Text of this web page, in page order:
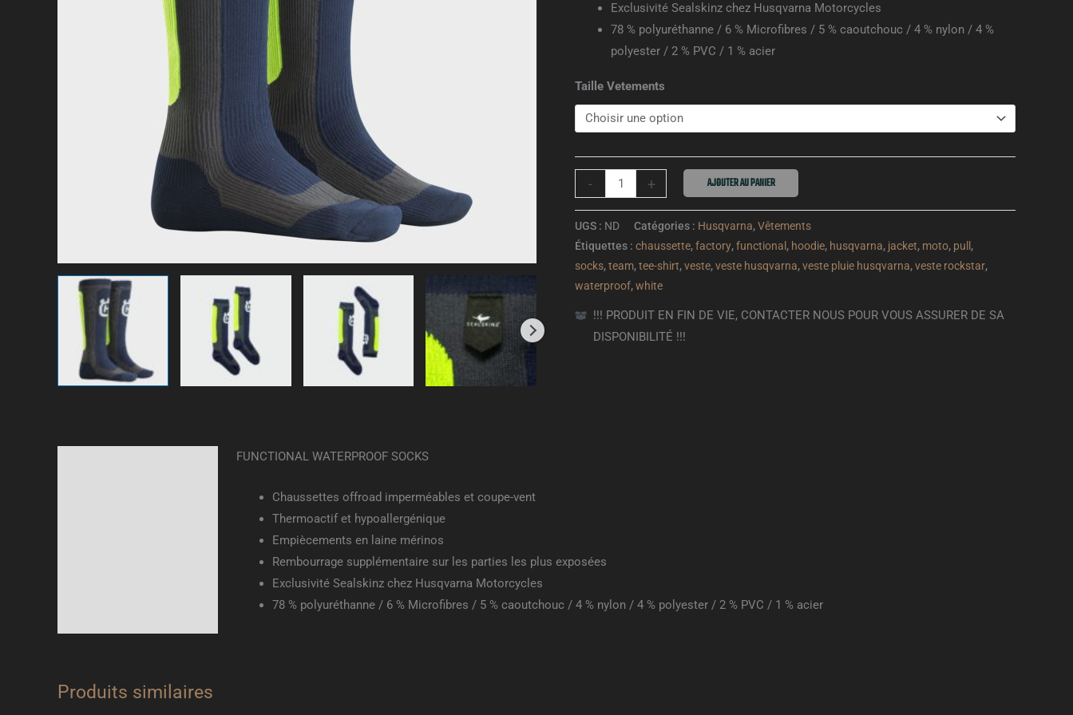
Exclusivité Sealskinz chez Husqvarna Motorcycles
78 % polyuréthanne / 6 % Microfibres / 5 % caoutchouc / 4 % nylon / 4 %
polyester / 2 % PVC / 1 % acier
Taille Vetements
- + AJOUTER AU PANIER
UGS : ND Catégories : Husqvarna,Vêtements
Étiquettes : chaussette,factory,functional , hoodie, husqvarna, jacket, moto, pull ,
socks,team,tee-shirt,veste,veste husqvarna,veste pluie husqvarna,veste rockstar,
waterproof,white
!!! PRODUIT EN FIN DE VIE, CONTACTER NOUS POUR VOUS ASSURER DE SA
DISPONIBILITÉ !!!
FUNCTIONAL WATERPROOF SOCKS
Chaussettes offroad imperméables et coupe-vent
Thermoactif et hypoallergénique
Empiècements en laine mérinos
Rembourrage supplémentaire sur les parties les plus exposées
Exclusivité Sealskinz chez Husqvarna Motorcycles
78 % polyuréthanne / 6 % Microfibres / 5 % caoutchouc / 4 % nylon / 4 % polyester / 2 % PVC / 1 % acier
Produits similaires